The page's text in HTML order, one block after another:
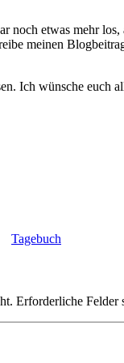
noch etwas mehr
meinen
Ich wünsche euch
Tagebuch
Erforderliche Felder